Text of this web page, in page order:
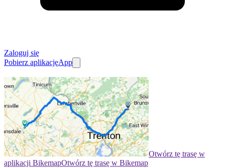
Zaloguj się
Pobierz aplikacjęApp
Otwórz tę trasę w
aplikacji BikemapOtwórz tę trasę w Bikemap